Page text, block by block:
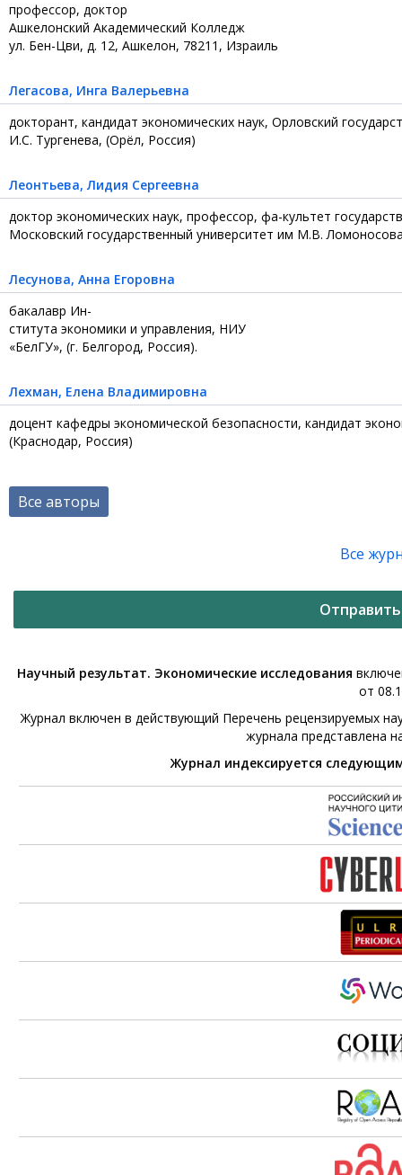
профессор, доктор
Ашкелонский Академический Колледж
ул. Бен-Цви, д. 12, Ашкелон, 78211, Израиль
Легасова, Инга Валерьевна
докторант, кандидат экономических наук, Орловский
И.С. Тургенева, (Орёл, Россия)
Леонтьева, Лидия Сергеевна
доктор экономических наук, профессор, фа-культет
Московский государственный университет им М.В.
Лесунова, Анна Егоровна
бакалавр Ин-
ститута экономики и управления, НИУ
«БелГУ», (г. Белгород, Россия).
Лехман, Елена Владимировна
доцент кафедры экономической безопасности, кандидат
(Краснодар, Россия)
Все авторы
Все
Научный результат. Экономические исследования
от
Журнал включен в действующий Перечень рецензируемых
журнала представлена
Журнал индексируется